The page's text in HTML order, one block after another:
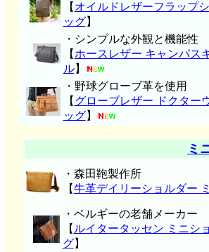
【 オイルドレザーフラップ
ッグ】
・シンプルな外観と機能性
【 ホースレザー キャンパス
ル】
・野球グローブ革を使用
【 グローブレザー ドクター
ッグ】
ミ
・森田鞄製作所
【牛革デイリーショルダー
・ベルギーの老舗メーカー
【 ルイタータッセン ミニシ
グ】